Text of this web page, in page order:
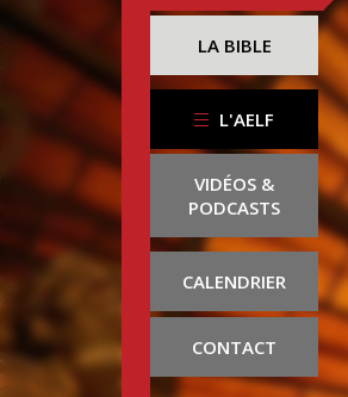
LA BIBLE
L'AELF
VIDÉOS &
PODCASTS
CALENDRIER
CONTACT